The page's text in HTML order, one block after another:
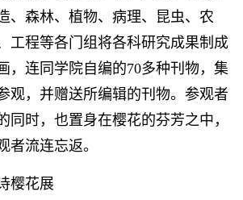
、森林、植物、病理、昆虫、农
工程等各门组将各科研究成果制成
，连同学院自编的70多种刊物，集
观，并赠送所编辑的刊物。参观者
同时，也置身在樱花的芬芳之中，
者流连忘返。
樱花展